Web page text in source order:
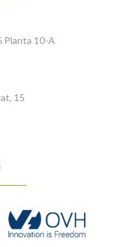
Planta 10-A
15